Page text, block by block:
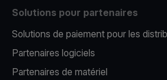
Solutions pour partenaires
Solutions de paiement pour les
Partenaires logiciels
Partenaires de matériel